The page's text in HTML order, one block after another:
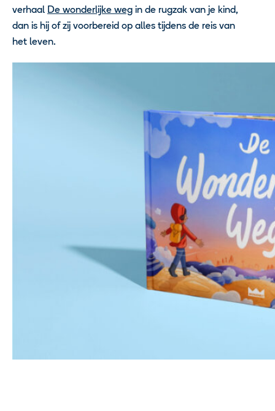
verhaal De wonderlijke weg in de rugzak van je kind,
dan is hij of zij voorbereid op alles tijdens de reis van
het leven.